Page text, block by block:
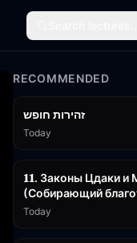
RECOMMENDED
זהירות חופש
Today
𝟏𝟏. Законы Цдаки и
(Собирающий
Today